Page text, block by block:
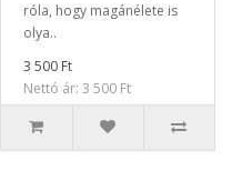
róla, hogy magánélete is
olya..
3 500 Ft
Nettó ár: 3 500 Ft